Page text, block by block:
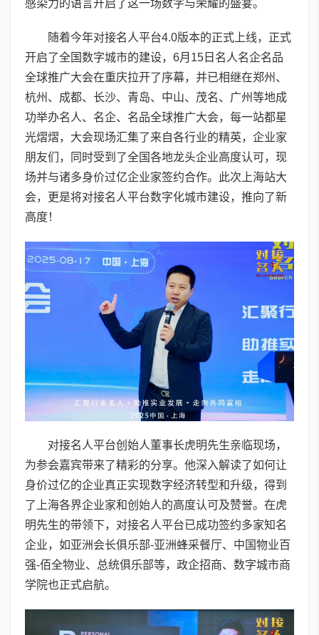
感染力的语言开启了这一场数字与荣耀的盛宴。
随着今年对接名人平台4.0版本的正式上线，正式
开启了全国数字城市的建设，6月15日名人名企名品
全球推广大会在重庆拉开了序幕，并已相继在郑州、
杭州、成都、长沙、青岛、中山、茂名、广州等地成
功举办名人、名企、名品全球推广大会，每一站都星
光熠熠，大会现场汇集了来自各行业的精英，企业家
朋友们，同时受到了全国各地龙头企业高度认可，现
场并与诸多身价过亿企业家签约合作。此次上海站大
会，更是将对接名人平台数字化城市建设，推向了新
高度！
对接名人平台创始人董事长虎明先生亲临现场，
为参会嘉宾带来了精彩的分享。他深入解读了如何让
身价过亿的企业真正实现数字经济转型和升级，得到
了上海各界企业家和创始人的高度认可及赞誉。在虎
明先生的带领下，对接名人平台已成功签约多家知名
企业，如亚洲会长俱乐部-亚洲蜂采餐厅、中国物业百
强-佰全物业、总统俱乐部等，政企招商、数字城市商
学院也正式启航。